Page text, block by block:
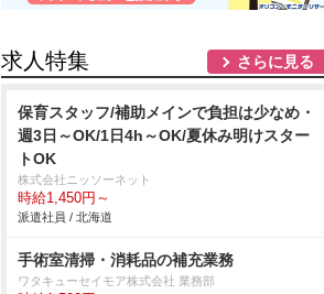
求人特集 さらに見る
保育スタッフ/補助メインで負担は少なめ・
週3日～OK/1日4h～OK/夏休み明けスター
トOK
株式会社ニッソーネット
時給1,450円～
派遣社員 / 北海道
手術室清掃・消耗品の補充業務
ワタキューセイモア株式会社 業務部